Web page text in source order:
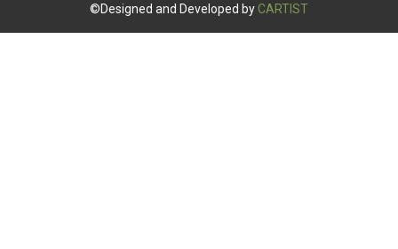
©Designed and Developed by CARTIST